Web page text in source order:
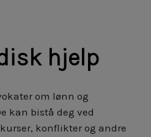
hjelp
om lønn og
kan bistå deg ved
konflikter og andre